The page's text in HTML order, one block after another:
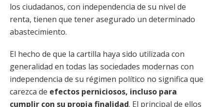
los ciudadanos, con independencia de su nivel de
renta, tienen que tener asegurado un determinado
abastecimiento.
El hecho de que la cartilla haya sido utilizada con
generalidad en todas las sociedades modernas con
independencia de su régimen político no significa que
carezca de efectos perniciosos, incluso para
cumplir con su propia finalidad. El principal de ellos